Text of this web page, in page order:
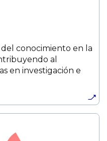
conocimiento en la
al
en investigación e